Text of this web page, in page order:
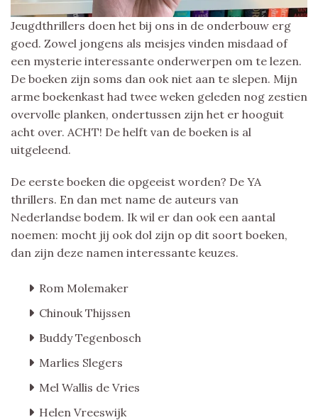
Jeugdthrillers doen het bij ons in de onderbouw erg
goed. Zowel jongens als meisjes vinden misdaad of
een mysterie interessante onderwerpen om te lezen.
De boeken zijn soms dan ook niet aan te slepen. Mijn
arme boekenkast had twee weken geleden nog zestien
overvolle planken, ondertussen zijn het er hooguit
acht over. ACHT! De helft van de boeken is al
uitgeleend.
De eerste boeken die opgeeist worden? De YA
thrillers. En dan met name de auteurs van
Nederlandse bodem. Ik wil er dan ook een aantal
noemen: mocht jij ook dol zijn op dit soort boeken,
dan zijn deze namen interessante keuzes.
Rom Molemaker
Chinouk Thijssen
Buddy Tegenbosch
Marlies Slegers
Mel Wallis de Vries
Helen Vreeswijk